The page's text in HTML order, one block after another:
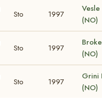
Sto 1997
(NO)
Sto 1997
(NO)
Sto 1997
Grini
(NO)